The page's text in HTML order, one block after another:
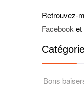
Retrouvez-
Facebooket
Bons